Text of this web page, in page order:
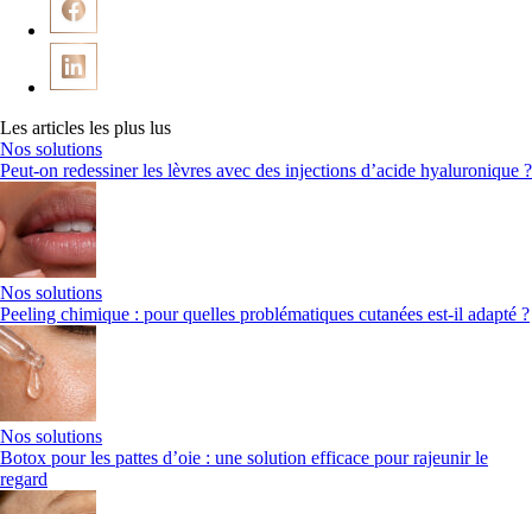
Les articles les plus lus
Nos solutions
Peut-on redessiner les lèvres avec des injections d’acide hyaluronique ?
Nos solutions
Peeling chimique : pour quelles problématiques cutanées est-il adapté ?
Nos solutions
Botox pour les pattes d’oie : une solution efficace pour rajeunir le
regard